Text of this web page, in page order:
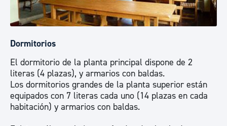
Dormitorios
El dormitorio de la planta principal dispone de 2
literas (4 plazas), y armarios con baldas.
Los dormitorios grandes de la planta superior están
equipados con 7 literas cada uno (14 plazas en cada
habitación) y armarios con baldas.